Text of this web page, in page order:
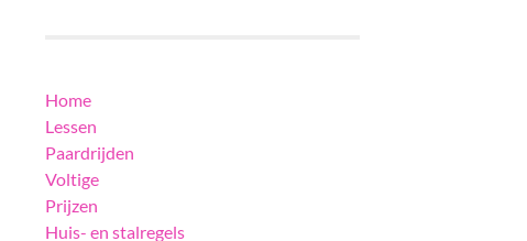
Home
Lessen
Paardrijden
Voltige
Prijzen
Huis- en stalregels